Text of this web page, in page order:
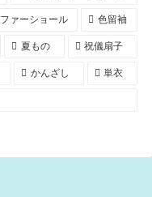
ファーショール 色留袖
夏もの 祝儀扇子
かんざし 単衣